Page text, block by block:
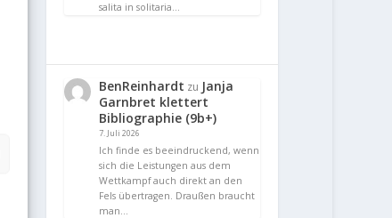
salita in solitaria…
BenReinhardt zu Janja
Garnbret klettert
Bibliographie (9b+)
7. Juli 2026
Ich finde es beeindruckend, wenn
sich die Leistungen aus dem
Wettkampf auch direkt an den
Fels übertragen. Draußen braucht
man…